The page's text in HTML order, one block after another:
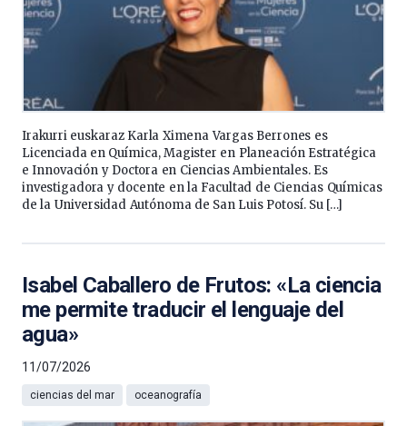
Irakurri euskaraz Karla Ximena Vargas Berrones es
Licenciada en Química, Magister en Planeación Estratégica
e Innovación y Doctora en Ciencias Ambientales. Es
investigadora y docente en la Facultad de Ciencias Químicas
de la Universidad Autónoma de San Luis Potosí. Su […]
Isabel Caballero de Frutos: «La ciencia
me permite traducir el lenguaje del
agua»
11/07/2026
ciencias del mar oceanografía